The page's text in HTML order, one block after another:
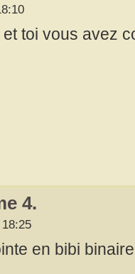
toi vous avez
4.
en bibi